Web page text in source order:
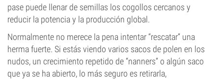
pase puede llenar de semillas los cogollos cercanos y
reducir la potencia y la producción global.
Normalmente no merece la pena intentar “rescatar” una
herma fuerte. Si estás viendo varios sacos de polen en los
nudos, un crecimiento repetido de “nanners” o algún saco
que ya se ha abierto, lo más seguro es retirarla,